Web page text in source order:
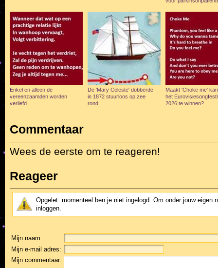
Enkel en alleen de
vereenzaamden worden
verliefd…
De 'Mary Celeste' dobberde
in 1872 stuurloos op zee
rond…
Maakt 'Choke me'
het
2026 te winnen?
Commentaar
Wees de eerste om te reageren!
Reageer
Opgelet: momenteel ben je niet ingelogd. Om onder jouw eigen
inloggen.
Mijn naam:
Mijn e-mail adres:
Mijn commentaar: